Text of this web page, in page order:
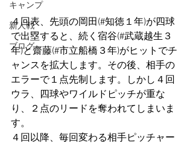
キャンプ
新人戦
ブログ
４回表、先頭の岡田(#知徳１年)が四球
で出塁すると、続く宿谷(#武蔵越生３
年)と齋藤(#市立船橋３年)がヒットでチ
ャンスを拡大します。その後、相手の
エラーで１点先制します。しかし４回
ウラ、四球やワイルドピッチが重な
り、２点のリードを奪われてしまいま
す。
４回以降、毎回変わる相手ピッチャー